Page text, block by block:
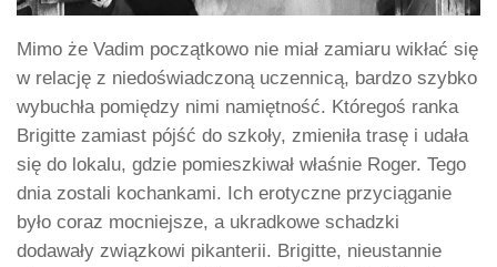
Mimo że Vadim początkowo nie miał zamiaru wikłać się
w relację z niedoświadczoną uczennicą, bardzo szybko
wybuchła pomiędzy nimi namiętność. Któregoś ranka
Brigitte zamiast pójść do szkoły, zmieniła trasę i udała
się do lokalu, gdzie pomieszkiwał właśnie Roger. Tego
dnia zostali kochankami. Ich erotyczne przyciąganie
było coraz mocniejsze, a ukradkowe schadzki
dodawały związkowi pikanterii. Brigitte, nieustannie